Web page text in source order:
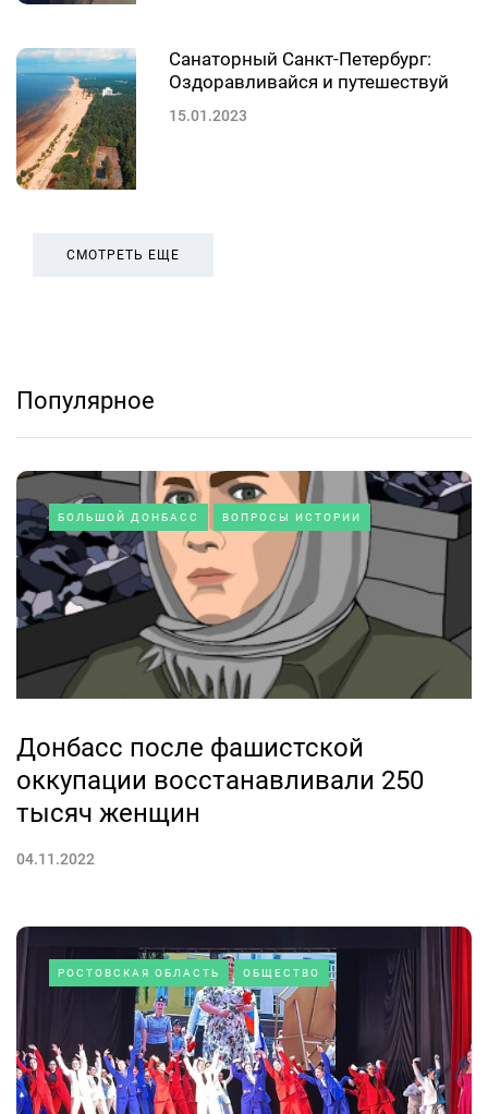
Санаторный Санкт-Петербург:
Оздоравливайся и путешествуй
15.01.2023
СМОТРЕТЬ ЕЩЕ
Популярное
БОЛЬШОЙ ДОНБАСС ВОПРОСЫ ИСТОРИИ
Донбасс после фашистской
оккупации восстанавливали 250
тысяч женщин
04.11.2022
РОСТОВСКАЯ ОБЛАСТЬ ОБЩЕСТВО